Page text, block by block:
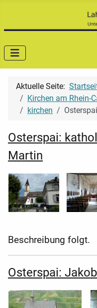
Aktuelle Seite:
Kirchen am Rhein-
kirchen
Osterspai
Osterspai:
Martin
Beschreibung folgt.
Osterspai: